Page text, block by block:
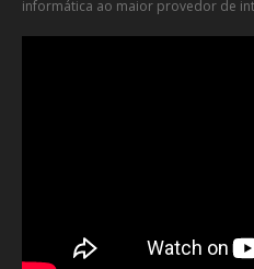
informática ao maior provedor de